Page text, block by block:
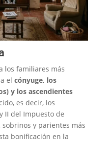
los familiares más
el cónyuge, los
y los ascendientes
es decir, los
II del Impuesto de
sobrinos y parientes más
bonificación en la